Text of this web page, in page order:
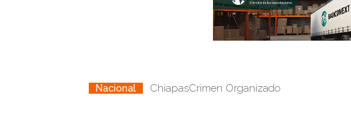
Nacional ChiapasCrimen Organizado